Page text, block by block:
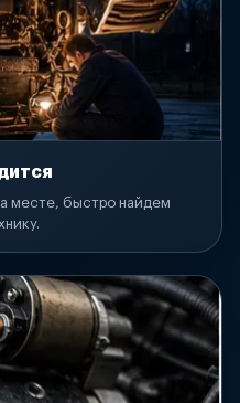
месте, быстро найдем